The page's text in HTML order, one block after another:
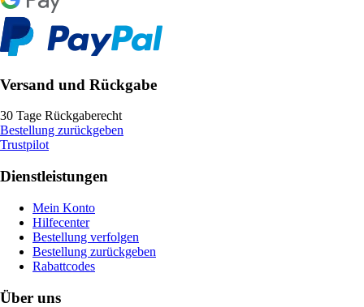
Versand und Rückgabe
30 Tage Rückgaberecht
Bestellung zurückgeben
Trustpilot
Dienstleistungen
Mein Konto
Hilfecenter
Bestellung verfolgen
Bestellung zurückgeben
Rabattcodes
Über uns